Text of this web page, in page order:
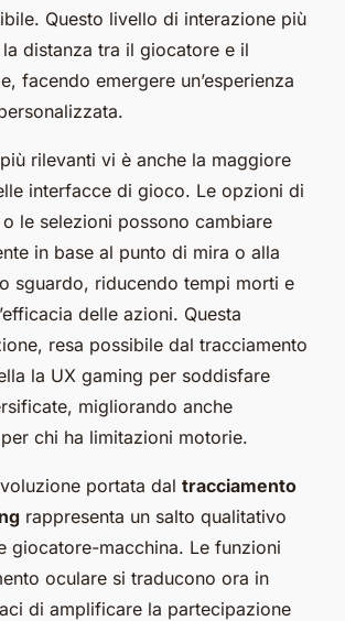
Questo livello di interazione più
distanza tra il giocatore e il
facendo emergere un’esperienza
rilevanti vi è anche la maggiore
interfacce di gioco. Le opzioni di
le selezioni possono cambiare
in base al punto di mira o alla
sguardo, riducendo tempi morti e
delle azioni. Questa
resa possibile dal tracciamento
la UX gaming per soddisfare
migliorando anche
per chi ha limitazioni motorie.
portata dal tracciamento
rappresenta un salto qualitativo
giocatore-macchina. Le funzioni
oculare si traducono ora in
di amplificare la partecipazione